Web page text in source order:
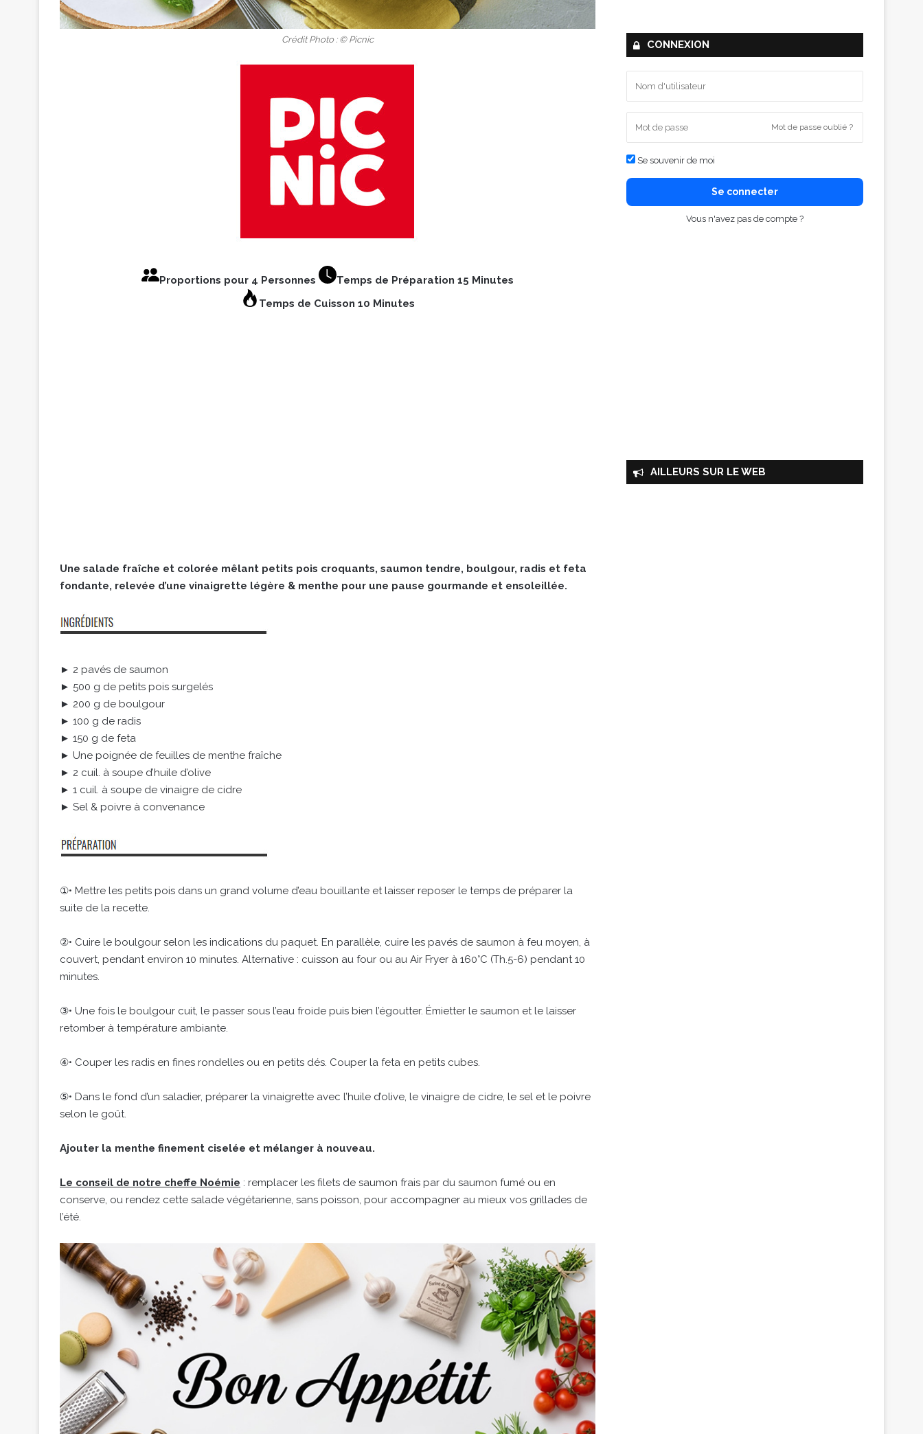
Crédit Photo : © Picnic
Proportions pour 4 Personnes
Temps de Préparation 15 Minutes
Temps de Cuisson 10 Minutes
Une salade fraîche et colorée mêlant petits pois croquants, saumon tendre, boulgour, radis et feta
fondante, relevée d’une vinaigrette légère & menthe pour une pause gourmande et ensoleillée.
► 2 pavés de saumon
► 500 g de petits pois surgelés
► 200 g de boulgour
► 100 g de radis
► 150 g de feta
► Une poignée de feuilles de menthe fraîche
► 2 cuil. à soupe d’huile d’olive
► 1 cuil. à soupe de vinaigre de cidre
► Sel & poivre à convenance
①• Mettre les petits pois dans un grand volume d’eau bouillante et laisser reposer le temps de préparer la
suite de la recette.
②• Cuire le boulgour selon les indications du paquet. En parallèle, cuire les pavés de saumon à feu moyen, à
couvert, pendant environ 10 minutes. Alternative : cuisson au four ou au Air Fryer à 160°C (Th.5-6) pendant 10
minutes.
③• Une fois le boulgour cuit, le passer sous l’eau froide puis bien l’égoutter. Émietter le saumon et le laisser
retomber à température ambiante.
④• Couper les radis en fines rondelles ou en petits dés. Couper la feta en petits cubes.
⑤• Dans le fond d’un saladier, préparer la vinaigrette avec l’huile d’olive, le vinaigre de cidre, le sel et le poivre
selon le goût.
Ajouter la menthe finement ciselée et mélanger à nouveau.
Le conseil de notre cheffe Noémie : remplacer les filets de saumon frais par du saumon fumé ou en
conserve, ou rendez cette salade végétarienne, sans poisson, pour accompagner au mieux vos grillades de
l’été.
CONNEXION
Mot de passe oublié ?
Se souvenir de moi
Se connecter
Vous n'avez pas de compte ?
AILLEURS SUR LE WEB